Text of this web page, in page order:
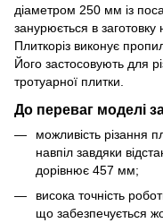
діаметром 250 мм із
занурюється в
Плиткоріз виконує
Його застосовують для
тротуарної плитки.
До переваг моделі
можливість
навпіл завдяки
дорівнює 457 мм;
висока точність
що забезпечується